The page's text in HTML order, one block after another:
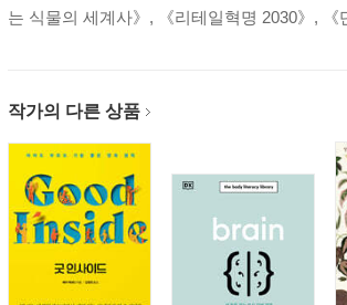
는 식물의 세계사》, 《리테일혁명 2030》,
작가의 다른 상품